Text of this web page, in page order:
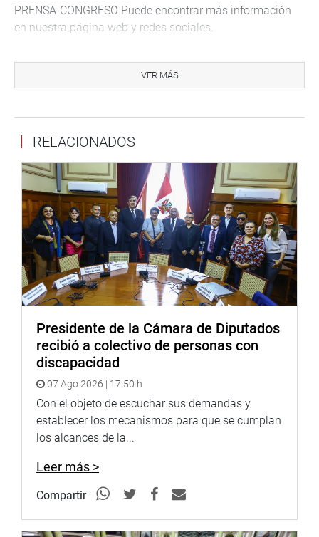
PRENSA-CONGRESO Puede encontrar más información
en nuestra página web y redes sociales.
https://www.facebook.com/congresodelarepublicadelperu?
fref=ts
https://twitter.com/congresoperu
http://www.youtube.com/congresoperu >
Soundcloud:https://soundcloud.com/radiocongreso
https://soundcloud.com/radiocongreso>
VER MÁS
RELACIONADOS
Presidente de la Cámara de Diputados
recibió a colectivo de personas con
discapacidad
07 Ago 2026 | 17:50 h
Con el objeto de escuchar sus demandas y
establecer los mecanismos para que se cumplan
los alcances de la...
Leer más >
Compartir